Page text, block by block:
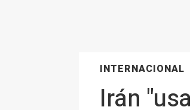
INTERNACIONAL
Irán